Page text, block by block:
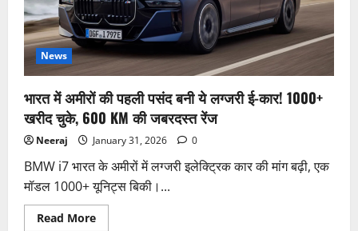
को
पीछे
छोड़,
अब
बन
रही
टॉप
News
भारत में अमीरों की पहली पसंद बनी ये लग्जरी ई-कार! 1000+
खरीद चुके, 600 KM की जबरदस्त रेंज
Neeraj January 31, 2026 0
BMW i7 भारत के अमीरों में लग्जरी इलेक्ट्रिक कार की मांग बढ़ी, एक
मॉडल 1000+ यूनिट्स बिकी।...
Read MoreRead
more